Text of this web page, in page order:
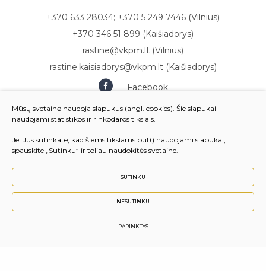
+370 633 28034; +370 5 249 7446 (Vilnius)
+370 346 51 899 (Kaišiadorys)
rastine@vkpm.lt (Vilnius)
rastine.kaisiadorys@vkpm.lt (Kaišiadorys)
Facebook
Youtube
© 2024 Vilniaus komunalinių paslaugų mokykla. Visos
Mūsų svetainė naudoja slapukus (angl. cookies). Šie slapukai
naudojami statistikos ir rinkodaros tikslais.
Jei Jūs sutinkate, kad šiems tikslams būtų naudojami slapukai,
spauskite „Sutinku“ ir toliau naudokitės svetaine.
SUTINKU
NESUTINKU
PARINKTYS